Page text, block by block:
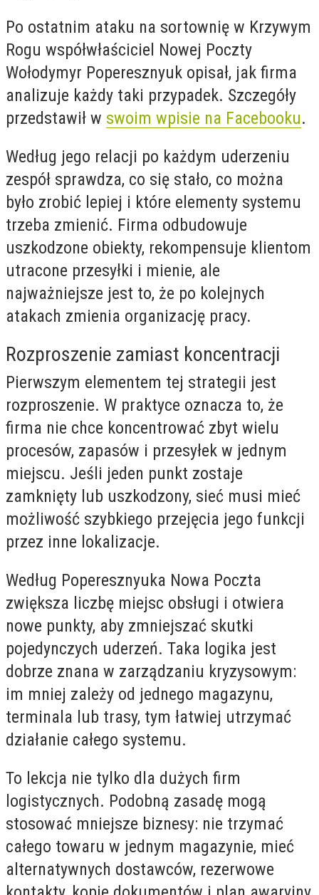
Po ostatnim ataku na sortownię w Krzywym
Rogu współwłaściciel Nowej Poczty
Wołodymyr Poperesznyuk opisał, jak firma
analizuje każdy taki przypadek. Szczegóły
przedstawił w swoim wpisie na Facebooku.
Według jego relacji po każdym uderzeniu
zespół sprawdza, co się stało, co można
było zrobić lepiej i które elementy systemu
trzeba zmienić. Firma odbudowuje
uszkodzone obiekty, rekompensuje klientom
utracone przesyłki i mienie, ale
najważniejsze jest to, że po kolejnych
atakach zmienia organizację pracy.
Rozproszenie zamiast koncentracji
Pierwszym elementem tej strategii jest
rozproszenie. W praktyce oznacza to, że
firma nie chce koncentrować zbyt wielu
procesów, zapasów i przesyłek w jednym
miejscu. Jeśli jeden punkt zostaje
zamknięty lub uszkodzony, sieć musi mieć
możliwość szybkiego przejęcia jego funkcji
przez inne lokalizacje.
Według Poperesznyuka Nowa Poczta
zwiększa liczbę miejsc obsługi i otwiera
nowe punkty, aby zmniejszać skutki
pojedynczych uderzeń. Taka logika jest
dobrze znana w zarządzaniu kryzysowym:
im mniej zależy od jednego magazynu,
terminala lub trasy, tym łatwiej utrzymać
działanie całego systemu.
To lekcja nie tylko dla dużych firm
logistycznych. Podobną zasadę mogą
stosować mniejsze biznesy: nie trzymać
całego towaru w jednym magazynie, mieć
alternatywnych dostawców, rezerwowe